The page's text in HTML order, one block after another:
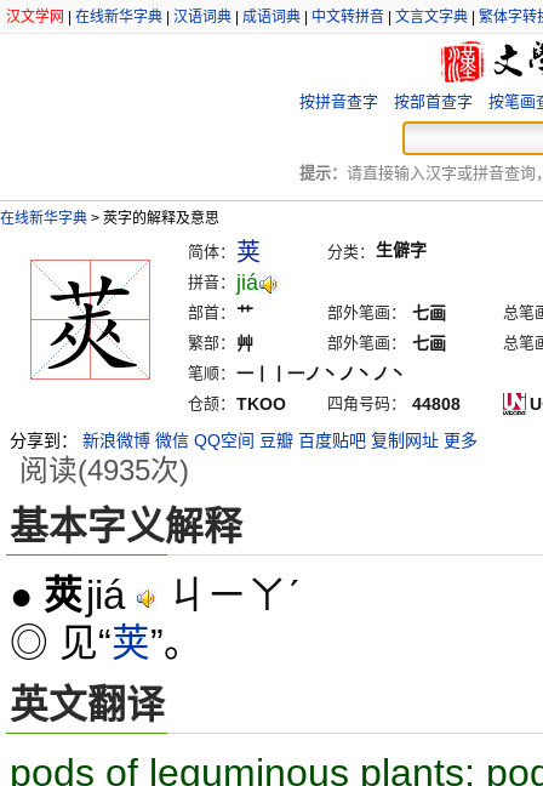
汉文学网 在线新华字典 汉语词典 成语词典 中文转拼音 文言文字典 繁体字转
按拼音查字 按部首查字 按笔画
提示： 请直接输入汉字或拼音查询
在线新华字典 > 莢字的解释及意思
简体： 荚 分类： 生僻字
拼音： jiá
部首： 艹 部外笔画： 七画
总笔
繁部：
艸 部外笔画： 七画
总笔
笔顺： 一丨丨一ノ丶ノ丶ノ丶
仓颉： TKOO 四角号码： 44808
分享到：
新浪微博 微信 QQ空间 豆瓣 百度贴吧 复制网址 更多
阅读(4935次)
基本字义解释
● 莢jiá ㄐㄧㄚˊ
◎ 见“荚”。
英文翻译
pods of leguminous plants;